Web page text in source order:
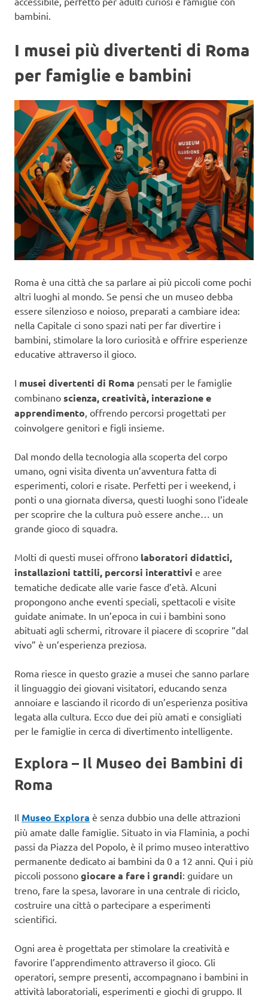
bambini.
I musei più divertenti di Roma
per famiglie e bambini
Roma è una città che sa parlare ai più piccoli come pochi
altri luoghi al mondo. Se pensi che un museo debba
essere silenzioso e noioso, preparati a cambiare idea:
nella Capitale ci sono spazi nati per far divertire i
bambini, stimolare la loro curiosità e offrire esperienze
educative attraverso il gioco.
I musei divertenti di Roma pensati per le famiglie
combinano scienza, creatività, interazione e
apprendimento , offrendo percorsi progettati per
coinvolgere genitori e figli insieme.
Dal mondo della tecnologia alla scoperta del corpo
umano, ogni visita diventa un’avventura fatta di
esperimenti, colori e risate. Perfetti per i weekend, i
ponti o una giornata diversa, questi luoghi sono l’ideale
per scoprire che la cultura può essere anche… un
grande gioco di squadra.
Molti di questi musei offrono laboratori didattici,
installazioni tattili, percorsi interattivi e aree
tematiche dedicate alle varie fasce d’età. Alcuni
propongono anche eventi speciali, spettacoli e visite
guidate animate. In un’epoca in cui i bambini sono
abituati agli schermi, ritrovare il piacere di scoprire “dal
vivo” è un’esperienza preziosa.
Roma riesce in questo grazie a musei che sanno parlare
il linguaggio dei giovani visitatori, educando senza
annoiare e lasciando il ricordo di un’esperienza positiva
legata alla cultura. Ecco due dei più amati e consigliati
per le famiglie in cerca di divertimento intelligente.
Explora – Il Museo dei Bambini di
Roma
Il Museo Explora è senza dubbio una delle attrazioni
più amate dalle famiglie. Situato in via Flaminia, a pochi
passi da Piazza del Popolo, è il primo museo interattivo
permanente dedicato ai bambini da 0 a 12 anni. Qui i più
piccoli possono giocare a fare i grandi: guidare un
treno, fare la spesa, lavorare in una centrale di riciclo,
costruire una città o partecipare a esperimenti
scientifici.
Ogni area è progettata per stimolare la creatività e
favorire l’apprendimento attraverso il gioco. Gli
operatori, sempre presenti, accompagnano i bambini in
attività laboratoriali, esperimenti e giochi di gruppo. Il